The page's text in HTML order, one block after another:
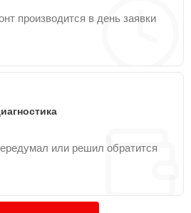
производится в день заявки
или решил обратится